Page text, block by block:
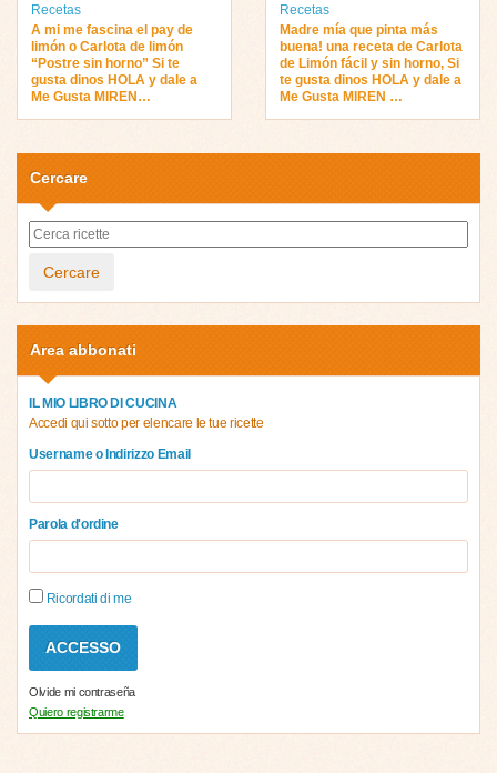
Recetas
A mi me fascina el pay de
limón o Carlota de limón
“Postre sin horno” Si te
gusta dinos HOLA y dale a
Me Gusta MIREN…
Recetas
Madre mía que pinta más
buena! una receta de Carlota
de Limón fácil y sin horno, Si
te gusta dinos HOLA y dale a
Me Gusta MIREN …
Cercare
Cercare
Area abbonati
IL MIO LIBRO DI CUCINA
Accedi qui sotto per elencare le tue ricette
Username o Indirizzo Email
Parola d'ordine
Ricordati di me
Olvide mi contraseña
Quiero registrarme